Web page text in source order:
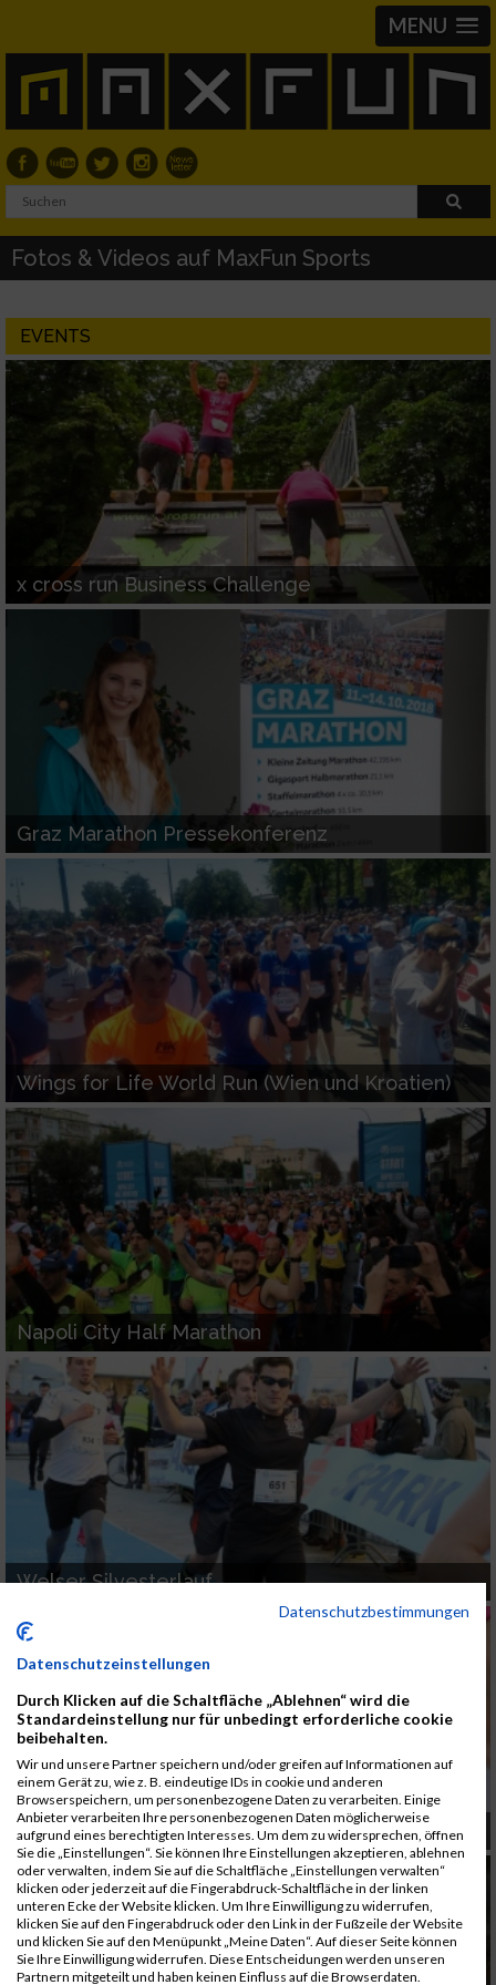
MENU
Fotos & Videos auf MaxFun Sports
EVENTS
x cross run Business Challenge
Graz Marathon Pressekonferenz
Wings for Life World Run (Wien und Kroatien)
Napoli City Half Marathon
Welser Silvesterlauf
Movemberlauf
Datenschutzbestimmungen
Datenschutzeinstellungen
Durch Klicken auf die Schaltfläche „Ablehnen“ wird die
Standardeinstellung nur für unbedingt erforderliche cookie
beibehalten.
Wir und unsere Partner speichern und/oder greifen auf Informationen auf
einem Gerät zu, wie z. B. eindeutige IDs in cookie und anderen
Browserspeichern, um personenbezogene Daten zu verarbeiten. Einige
Anbieter verarbeiten Ihre personenbezogenen Daten möglicherweise
aufgrund eines berechtigten Interesses. Um dem zu widersprechen, öffnen
Sie die „Einstellungen“. Sie können Ihre Einstellungen akzeptieren, ablehnen
oder verwalten, indem Sie auf die Schaltfläche „Einstellungen verwalten“
klicken oder jederzeit auf die Fingerabdruck-Schaltfläche in der linken
unteren Ecke der Website klicken. Um Ihre Einwilligung zu widerrufen,
klicken Sie auf den Fingerabdruck oder den Link in der Fußzeile der Website
und klicken Sie auf den Menüpunkt „Meine Daten“. Auf dieser Seite können
Sie Ihre Einwilligung widerrufen. Diese Entscheidungen werden unseren
Partnern mitgeteilt und haben keinen Einfluss auf die Browserdaten.